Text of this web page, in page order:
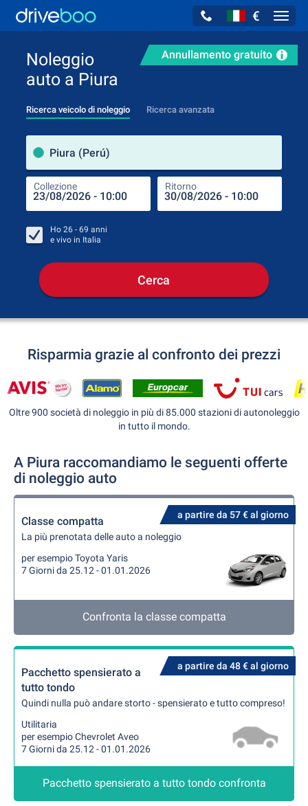
€
Annullamento gratuito
Noleggio
auto a Piura
Ricerca veicolo di noleggio Ricerca avanzata
Piura (Perú)
Collezione Ritorno
Ho 26 - 69 anni
e vivo in Italia
Cerca
Risparmia grazie al confronto dei prezzi
Oltre 900 società di noleggio in più di 85.000 stazioni di autonoleggio
in tutto il mondo.
A Piura raccomandiamo le seguenti offerte
di noleggio auto
a partire da 57 € al giorno
Classe compatta
La più prenotata delle auto a noleggio
per esempio Toyota Yaris
7 Giorni da 25.12 - 01.01.2026
Confronta la classe compatta
a partire da 48 € al giorno
Pacchetto spensierato a
tutto tondo
Quindi nulla può andare storto - spensierato e tutto compreso!
Utilitaria
per esempio Chevrolet Aveo
7 Giorni da 25.12 - 01.01.2026
Pacchetto spensierato a tutto tondo confronta